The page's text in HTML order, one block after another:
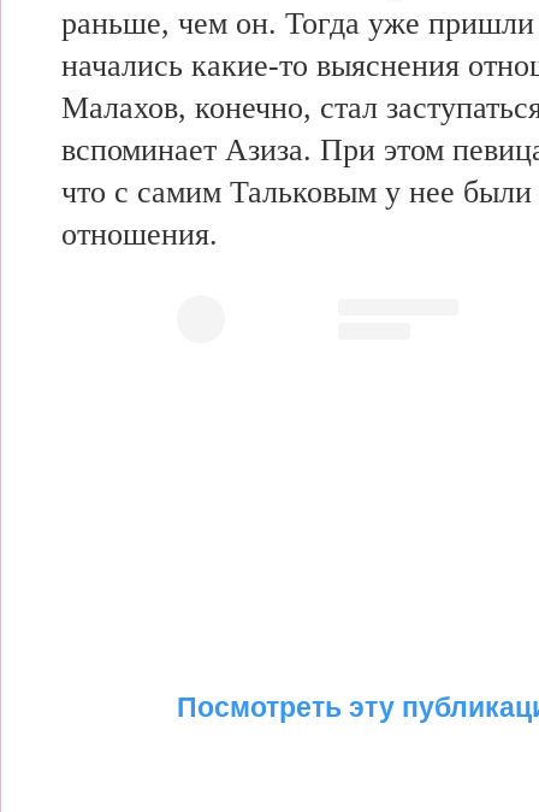
раньше, чем он. Тогда уже
начались какие-то выяснения
Малахов, конечно, стал
вспоминает Азиза. При этом
что с самим Тальковым у нее были
отношения.
Посмотреть эту